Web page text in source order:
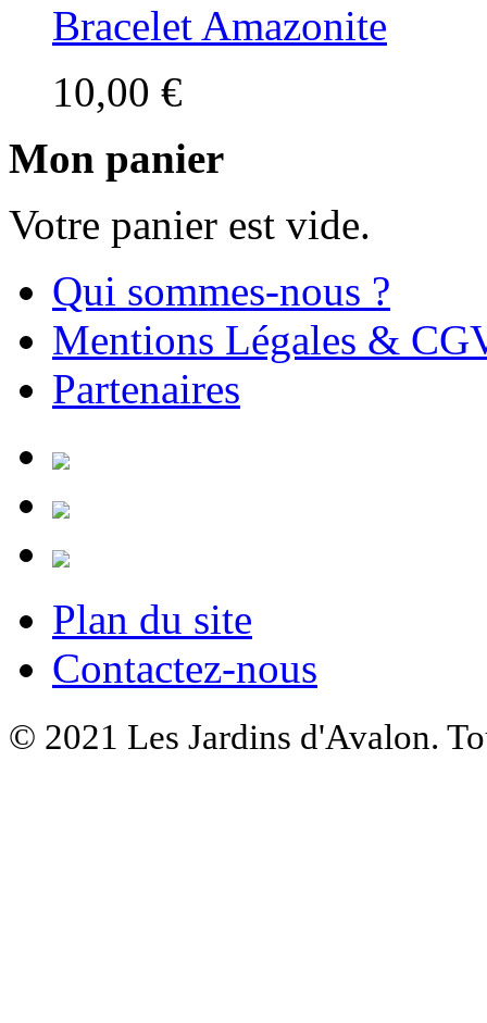
Bracelet Amazonite
10,00 €
Mon panier
Votre panier est vide.
Qui sommes-nous ?
Mentions Légales &
Partenaires
Plan du site
Contactez-nous
© 2021 Les Jardins d'Avalon.